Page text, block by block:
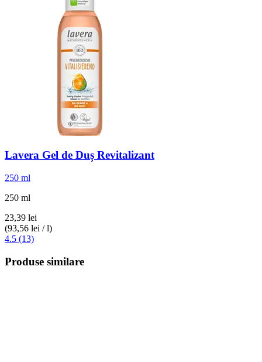
Lavera Gel de Duș Revitalizant
250 ml
250 ml
23,39 lei
(93,56 lei / l)
4.5 (13)
Produse similare